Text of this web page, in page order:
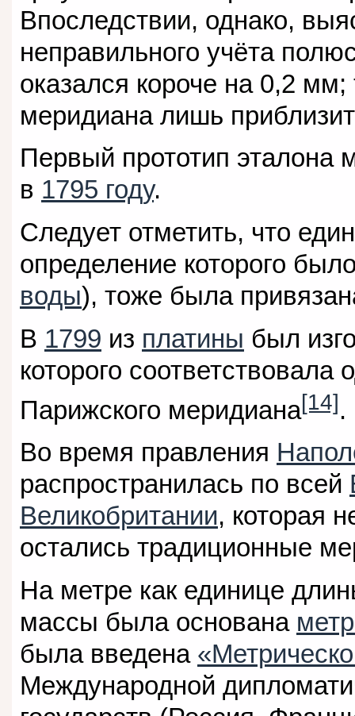
Впоследствии, однако,
неправильного учёта
оказался короче на 0,2
меридиана лишь
Первый прототип эталона
в 1795 году.
Следует отметить, что
определение которого
воды), тоже была
В 1799 из платины был
которого
Парижского меридиана[14].
Во время правления
распространилась по всей
Великобритании, которая
остались традиционные
На метре как единице
массы была основана
была введена
Международной